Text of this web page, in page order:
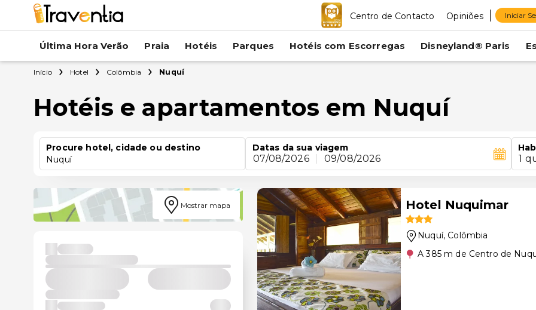
Centro de Contacto Opiniões Iniciar
Última Hora Verão Praia Hotéis Parques Hotéis com Escorregas Disneyland® Paris
Início Hotel Colômbia Nuquí
Hotéis e apartamentos em Nuquí
Procure hotel, cidade ou destino
Nuquí
Datas da sua viagem
07/08/2026 09/08/2026 1
Mostrar mapa Hotel Nuquimar
Nuquí, Colômbia
A 385 m de Centro de